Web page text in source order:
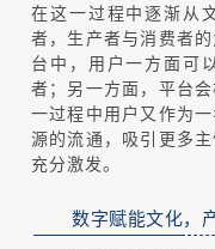
在这一过程中逐渐从
者，生产者与消费者
台中，用户一方面可
者；另一方面，平台
一过程中用户又作为
源的流通，吸引更多
充分激发。
数字赋能文化，